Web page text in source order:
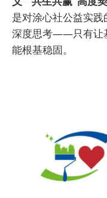
是对涂心社公益实
深度思考——只有让
能根基稳固。